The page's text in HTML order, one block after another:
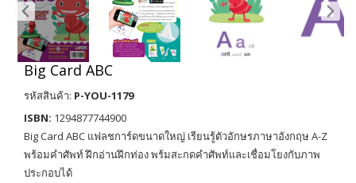
Big Card ABC
รหัสสินค้า: P-YOU-1179
ISBN: 1294877744900
Big Card ABC แฟลชการ์ดขนาดใหญ่ เรียนรู้ตัวอักษรภาษาอังกฤษ A-Z
พร้อมคำศัพท์ ฝึกอ่านฝึกท่อง พร้มสะกดคำศัพท์และเชื่อมโยงกับภาพ
ประกอบได้